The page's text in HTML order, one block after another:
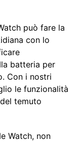
può fare la
con lo
batteria per
Con i nostri
le funzionalità
temuto
Watch, non